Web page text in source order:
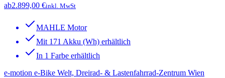
ab2.899,00 €inkl. MwSt
MAHLE Motor
Mit 171 Akku (Wh) erhältlich
In 1 Farbe erhältlich
e-motion e-Bike Welt, Dreirad- & Lastenfahrrad-Zentrum Wien